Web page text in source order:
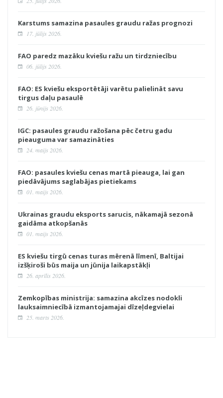
Karstums samazina pasaules graudu ražas prognozi
17. jūlijs 2026.
FAO paredz mazāku kviešu ražu un tirdzniecību
06. jūlijs 2026.
FAO: ES kviešu eksportētāji varētu palielināt savu
tirgus daļu pasaulē
26. jūnijs 2026.
IGC: pasaules graudu ražošana pēc četru gadu
pieauguma var samazināties
24. maijs 2026.
FAO: pasaules kviešu cenas martā pieauga, lai gan
piedāvājums saglabājas pietiekams
01. maijs 2026.
Ukrainas graudu eksports sarucis, nākamajā sezonā
gaidāma atkopšanās
01. maijs 2026.
ES kviešu tirgū cenas turas mērenā līmenī, Baltijai
izšķiroši būs maija un jūnija laikapstākļi
26. aprīlis 2026.
Zemkopības ministrija: samazina akcīzes nodokli
lauksaimniecībā izmantojamajai dīzeļdegvielai
25. marts 2026.